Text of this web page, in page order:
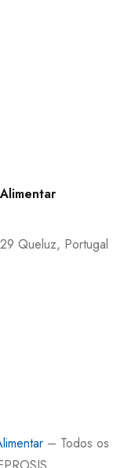
Queluz, Portugal
– Todos os